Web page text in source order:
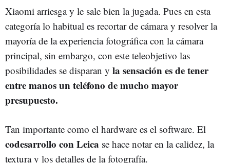
Xiaomi arriesga y le sale bien la jugada. Pues en esta
categoría lo habitual es recortar de cámara y resolver la
mayoría de la experiencia fotográfica con la cámara
principal, sin embargo, con este teleobjetivo las
posibilidades se disparan y la sensación es de tener
entre manos un teléfono de mucho mayor
presupuesto.
Tan importante como el hardware es el software. El
codesarrollo con Leica se hace notar en la calidez, la
textura y los detalles de la fotografía.